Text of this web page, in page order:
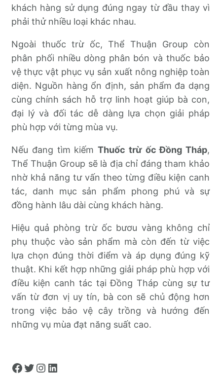
khách hàng sử dụng đúng ngay từ đầu thay vì
phải thử nhiều loại khác nhau.
Ngoài thuốc trừ ốc, Thể Thuận Group còn
phân phối nhiều dòng phân bón và thuốc bảo
vệ thực vật phục vụ sản xuất nông nghiệp toàn
diện. Nguồn hàng ổn định, sản phẩm đa dạng
cùng chính sách hỗ trợ linh hoạt giúp bà con,
đại lý và đối tác dễ dàng lựa chọn giải pháp
phù hợp với từng mùa vụ.
Nếu đang tìm kiếm Thuốc trừ ốc Đồng Tháp,
Thể Thuận Group sẽ là địa chỉ đáng tham khảo
nhờ khả năng tư vấn theo từng điều kiện canh
tác, danh mục sản phẩm phong phú và sự
đồng hành lâu dài cùng khách hàng.
Hiệu quả phòng trừ ốc bươu vàng không chỉ
phụ thuộc vào sản phẩm mà còn đến từ việc
lựa chọn đúng thời điểm và áp dụng đúng kỹ
thuật. Khi kết hợp những giải pháp phù hợp với
điều kiện canh tác tại Đồng Tháp cùng sự tư
vấn từ đơn vị uy tín, bà con sẽ chủ động hơn
trong việc bảo vệ cây trồng và hướng đến
những vụ mùa đạt năng suất cao.
Facebook Twitter Instagram LinkedIn